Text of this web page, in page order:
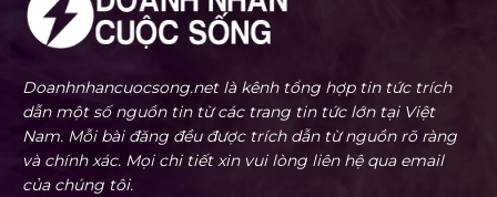
Doanhnhancuocsong.net là kênh tổng hợp tin tức trích
dẫn một số nguồn tin từ các trang tin tức lớn tại Việt
Nam. Mỗi bài đăng đều được trích dẫn từ nguồn rõ ràng
và chính xác. Mọi chi tiết xin vui lòng liên hệ qua email
của chúng tôi.